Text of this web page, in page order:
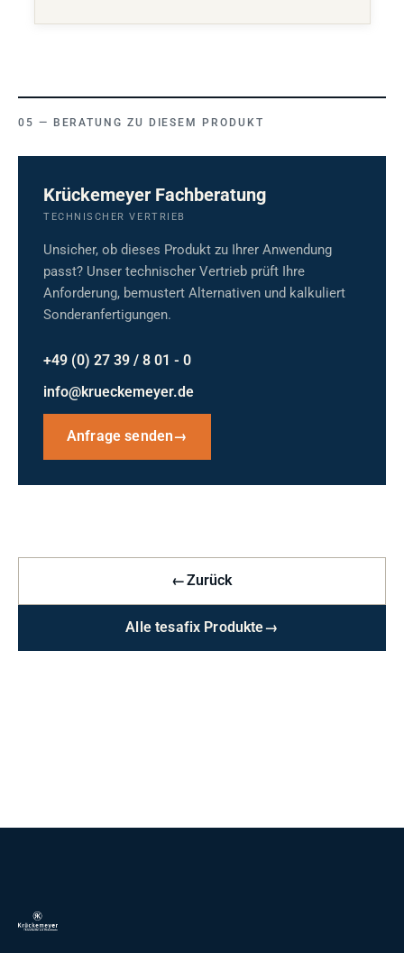
BERATUNG ZU DIESEM PRODUKT
Krückemeyer Fachberatung
TECHNISCHER VERTRIEB
Unsicher, ob dieses Produkt zu Ihrer Anwendung
passt? Unser technischer Vertrieb prüft Ihre
Anforderung, bemustert Alternativen und kalkuliert
Sonderanfertigungen.
+49 (0) 27 39 / 8 01 - 0
info@krueckemeyer.de
Anfrage senden→
←Zurück
Alle tesafix Produkte→